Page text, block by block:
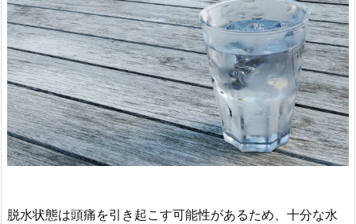
脱水状態は頭痛を引き起こす可能性があるため、十分な水